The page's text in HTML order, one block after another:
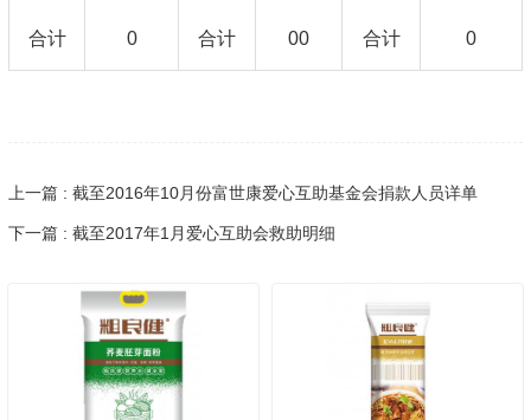
合计 0 合计 00 合计 0
上一篇 : 截至2016年10月份富世康爱心互助基金会捐款人员详单
下一篇 : 截至2017年1月爱心互助会救助明细